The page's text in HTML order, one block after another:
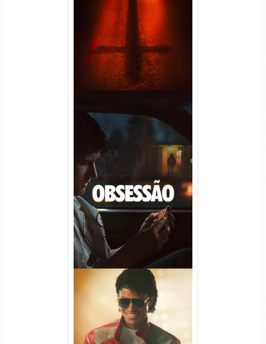
Áudio
Obsessão Torrent (2026)
WEB-DL 1080p/4K Dual
Áudio